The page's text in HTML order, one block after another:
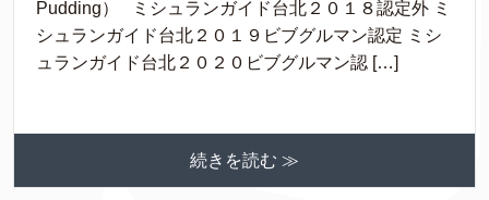
Pudding） ミシュランガイド台北２０１８認定外 ミ
シュランガイド台北２０１９ビブグルマン認定 ミシ
ュランガイド台北２０２０ビブグルマン認 […]
続きを読む ≫